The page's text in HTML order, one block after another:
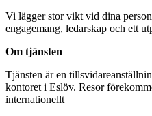
Vi lägger stor vikt vid dina
engagemang, ledarskap och ett
Om tjänsten
Tjänsten är en
kontoret i Eslöv. Resor
internationellt